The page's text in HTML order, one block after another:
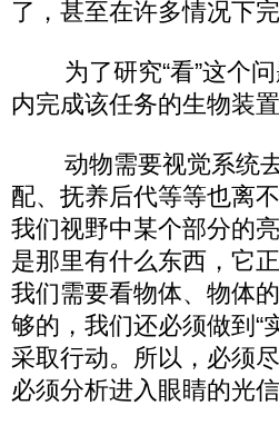
了，甚至在许多情况下完
为了研究“看”这个问
内完成该任务的生物装置
动物需要视觉系统去
配、抚养后代等等也离
我们视野中某个部分的
是那里有什么东西，它
我们需要看物体、物体
够的，我们还必须做到“
采取行动。所以，必须
必须分析进入眼睛的光